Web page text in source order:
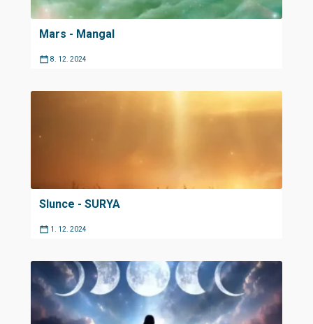
Mars - Mangal
8. 12. 2024
Slunce - SURYA
1. 12. 2024